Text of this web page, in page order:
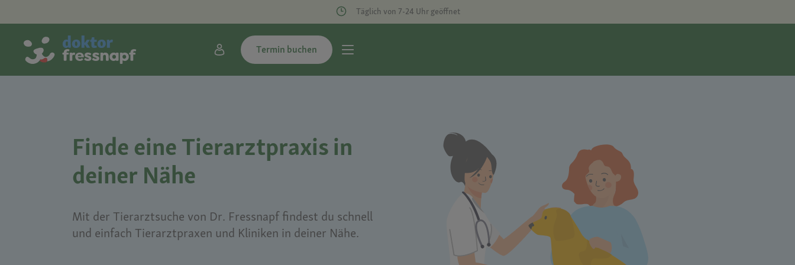
Täglich von 7-24 Uhr geöffnet
Termin buchen
Finde eine Tierarztpraxis in
deiner Nähe
Mit der Tierarztsuche von Dr. Fressnapf findest du schnell
und einfach Tierarztpraxen und Kliniken in deiner Nähe.